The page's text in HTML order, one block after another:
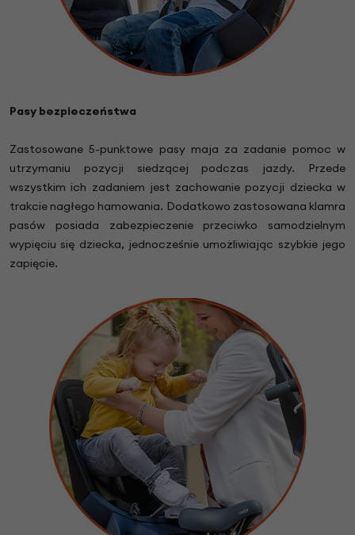
Pasy bezpieczeństwa
Zastosowane 5-punktowe pasy maja za zadanie pomoc w
utrzymaniu pozycji siedzącej podczas jazdy. Przede
wszystkim ich zadaniem jest zachowanie pozycji dziecka w
trakcie nagłego hamowania. Dodatkowo zastosowana klamra
pasów posiada zabezpieczenie przeciwko samodzielnym
wypięciu się dziecka, jednocześnie umożliwiając szybkie jego
zapięcie.